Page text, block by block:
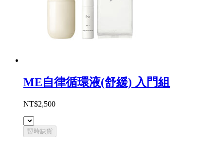
ME自律循環液(舒緩) 入門組
NT$2,500
暫時缺貨